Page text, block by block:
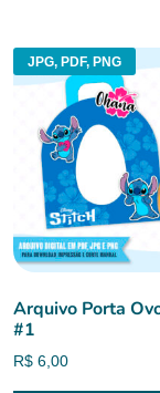
JPG, PDF, PNG
Arquivo Porta
#1
R$ 6,00